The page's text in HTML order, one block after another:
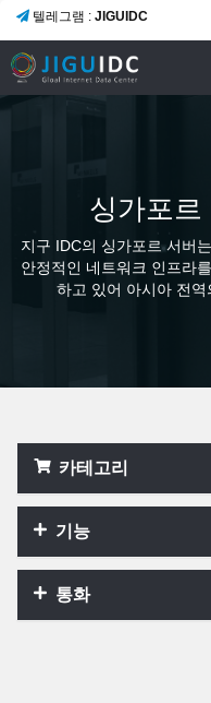
텔레그램 : JIGUIDC
싱가포르
지구 IDC의 싱가포르 서버
안정적인 네트워크 인프라
하고 있어 아시아 전
카테고리
기능
통화